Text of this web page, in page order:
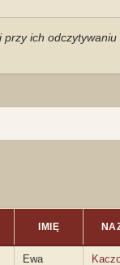
ich
IMIĘ
Ewa